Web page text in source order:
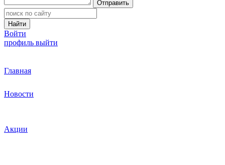
Отправить
Найти
Войти
профиль выйти
Главная
Новости
Акции